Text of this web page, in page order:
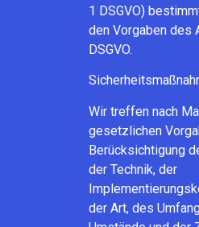
1 DSGVO)
den Vorgaben des
DSGVO.
Wir treffen nach
gesetzlichen
Berücksichtigung
der Technik, der
der Art, des